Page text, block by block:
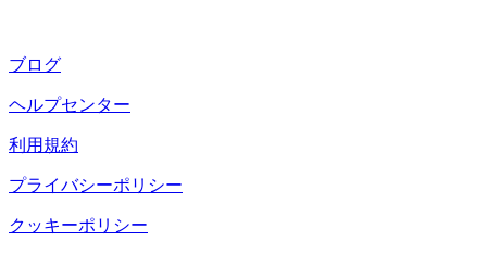
ブログ
ヘルプセンター
利用規約
プライバシーポリシー
クッキーポリシー